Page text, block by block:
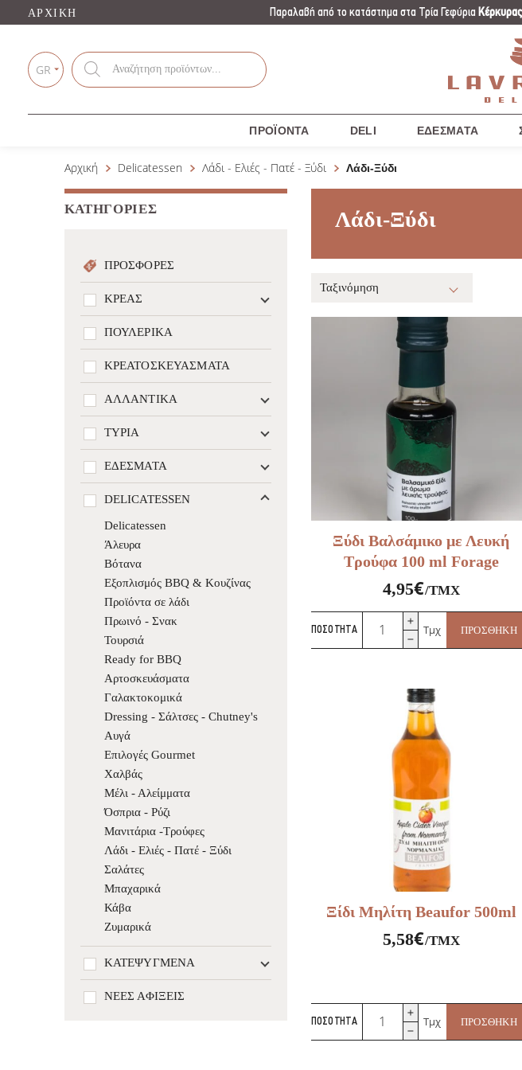
ΑΡΧΙΚΉ Παραλαβή από το κατάστημα στα Τρία Γεφύρια Κέρκυρας
GR
Products
search
ΠΡΟΪΌΝΤΑ DELI ΕΔΈΣΜΑΤΑ
Αρχική Delicatessen Λάδι - Ελιές - Πατέ - Ξύδι Λάδι-Ξύδι
ΚΑΤΗΓΟΡΊΕΣ
ΠΡΟΣΦΟΡΈΣ
ΚΡΈΑΣ
ΠΟΥΛΕΡΙΚΆ
ΚΡΕΑΤΟΣΚΕΥΆΣΜΑΤΑ
ΑΛΛΑΝΤΙΚΆ
ΤΥΡΙΆ
ΕΔΈΣΜΑΤΑ
DELICATESSEN
Delicatessen
Άλευρα
Βότανα
Εξοπλισμός BBQ & Κουζίνας
Προϊόντα σε λάδι
Πρωινό - Σνακ
Τουρσιά
Ready for BBQ
Αρτοσκευάσματα
Γαλακτοκομικά
Dressing - Σάλτσες - Chutney's
Αυγά
Επιλογές Gourmet
Χαλβάς
Μέλι - Αλείμματα
Όσπρια - Ρύζι
Μανιτάρια -Τρούφες
Λάδι - Ελιές - Πατέ - Ξύδι
Σαλάτες
Μπαχαρικά
Κάβα
Ζυμαρικά
ΚΑΤΕΨΥΓΜΈΝΑ
ΝΈΕΣ ΑΦΊΞΕΙΣ
Λάδι-Ξύδι
Ξύδι Βαλσάμικο με Λευκή
Τρούφα 100 ml Forage
4,95€/ΤΜΧ
ΠΟΣΌΤΗΤΑ
Βαλσάμικο
με
Τρούφα
Forage
ποσότητα
Τμχ ΠΡΟΣΘΉΚΗ
Ξίδι Μηλίτη Beaufor 500ml
5,58€/ΤΜΧ
ΠΟΣΌΤΗΤΑ
Μηλίτη
Τμχ ΠΡΟΣΘΉΚΗ